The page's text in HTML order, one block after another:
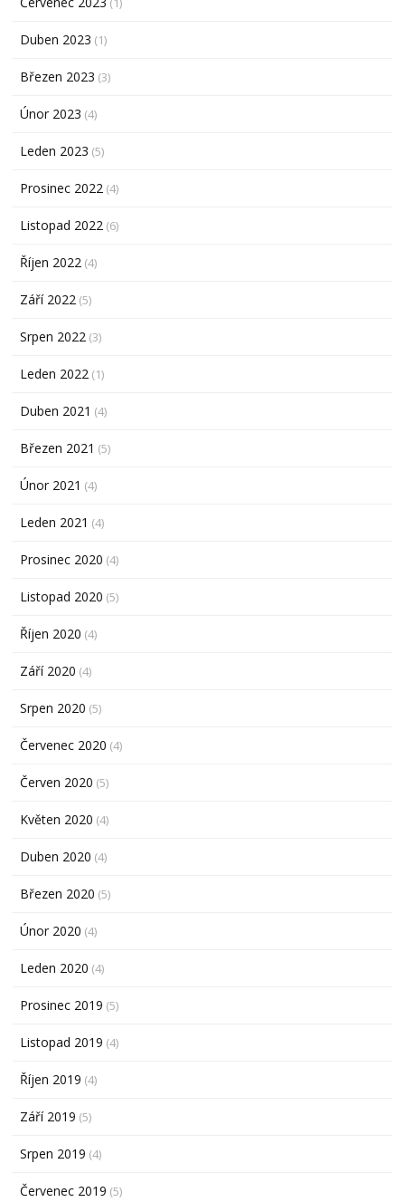
Duben 2023 (1)
Březen 2023 (3)
Únor 2023 (4)
Leden 2023 (5)
Prosinec 2022 (4)
Listopad 2022 (6)
Říjen 2022 (4)
Září 2022 (5)
Srpen 2022 (3)
Leden 2022 (1)
Duben 2021 (4)
Březen 2021 (5)
Únor 2021 (4)
Leden 2021 (4)
Prosinec 2020 (4)
Listopad 2020 (5)
Říjen 2020 (4)
Září 2020 (4)
Srpen 2020 (5)
Červenec 2020 (4)
Červen 2020 (5)
Květen 2020 (4)
Duben 2020 (4)
Březen 2020 (5)
Únor 2020 (4)
Leden 2020 (4)
Prosinec 2019 (5)
Listopad 2019 (4)
Říjen 2019 (4)
Září 2019 (5)
Srpen 2019 (4)
Červenec 2019 (5)